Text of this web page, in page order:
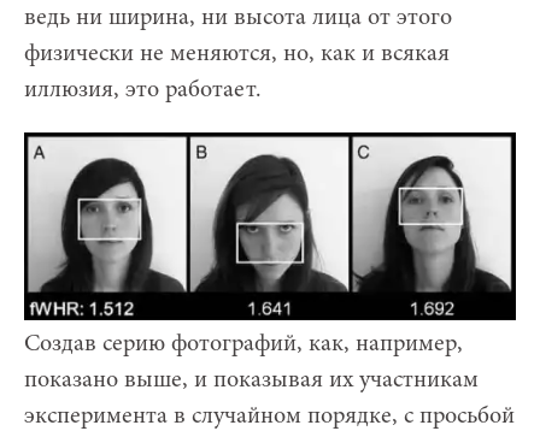
ведь ни ширина, ни высота лица от этого
физически не меняются, но, как и всякая
иллюзия, это работает.
Создав серию фотографий, как, например,
показано выше, и показывая их участникам
эксперимента в случайном порядке, с просьбой